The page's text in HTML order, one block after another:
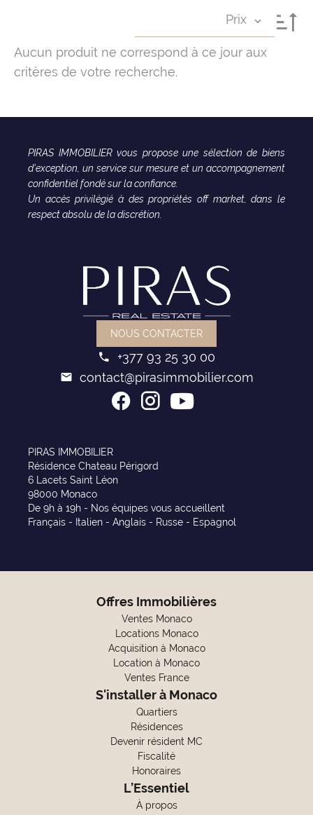
Prix
Aucun produit ne correspond à ce jour aux
critères de votre recherche.
PIRAS IMMOBILIER vous propose une sélection de biens
d'exception, un service sur mesure et un accompagnement
confidentiel fondé sur la confiance.
Un accès privilégié à des propriétés off market, dans le
respect absolu de la discrétion.
NOUS CONTACTER
+377 93 25 30 00
contact@pirasimmobilier.com
PIRAS IMMOBILIER
Résidence Chateau Périgord
6 Lacets Saint Léon
98000 Monaco
De 9h à 19h - Nos équipes vous accueillent
Français - Italien - Anglais - Russe - Espagnol
Offres Immobilières
Ventes Monaco
Locations Monaco
Acquisition à Monaco
Location à Monaco
Ventes France
S'installer à Monaco
Quartiers
Résidences
Devenir résident MC
Fiscalité
Honoraires
L’Essentiel
À propos